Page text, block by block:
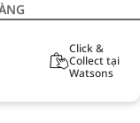
Click &
Collect tại
Watsons